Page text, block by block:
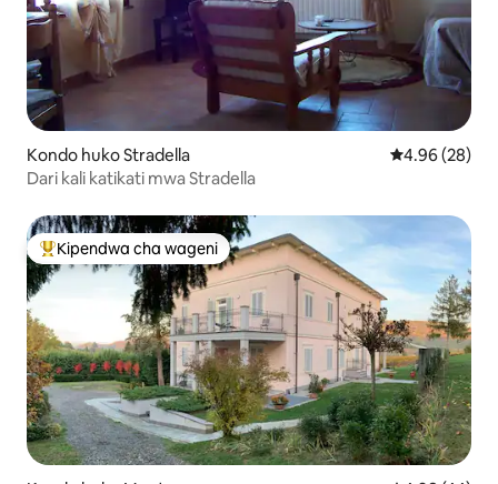
Kondo huko Stradella Ukadiriaji wa
4.96 (28)
Dari kali katikati mwa Stradella
Kipendwa maarufu cha wageni
Kipendwa cha wageni